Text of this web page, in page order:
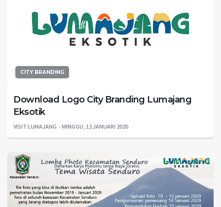
CITY BRANDING
Download Logo City Branding Lumajang
Eksotik
VISIT LUMAJANG MINGGU, 12 JANUARI 2020